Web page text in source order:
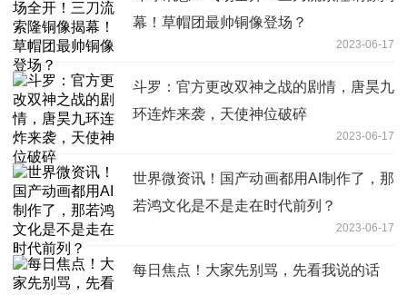
幕！草帽团最帅铜像登场？
2023-06-17
斗罗：官方更改双神之战的剧情，唐昊九
环连炸来袭，天使神位破碎
2023-06-17
世界微资讯！国产动画都用AI制作了，那
若鸿文化是不是走在时代前列？
2023-06-17
每日焦点！大家先别骂，先看我说的话